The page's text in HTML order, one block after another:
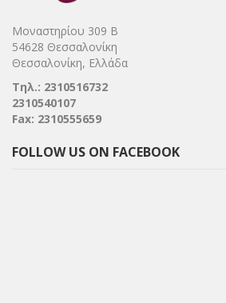
Μοναστηρίου 309 Β
54628 Θεσσαλονίκη
Θεσσαλονίκη, Ελλάδα
Τηλ.: 2310516732
2310540107
Fax: 2310555659
FOLLOW US ON FACEBOOK